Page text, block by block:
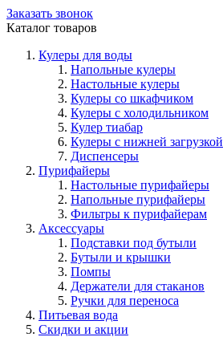
Заказать звонок
Каталог товаров
Кулеры для воды
Напольные кулеры
Настольные кулеры
Кулеры со шкафчиком
Кулеры с холодильником
Кулер тиабар
Кулеры с нижней загрузкой
Диспенсеры
Пурифайеры
Настольные пурифайеры
Напольные пурифайеры
Фильтры к пурифайерам
Аксессуары
Подставки под бутыли
Бутыли и крышки
Помпы
Держатели для стаканов
Ручки для переноса
Питьевая вода
Скидки и акции